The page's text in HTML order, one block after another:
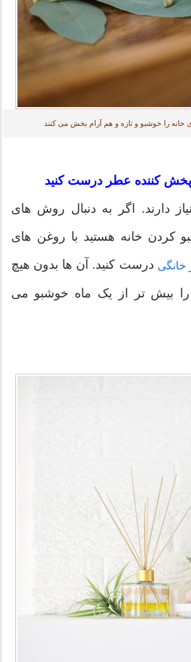
را خوشبو و تازه و هم آرام بخش می کنند
کننده عطر درست کنید
دارند. اگر به دنبال روش های
کردن خانه هستید با روغن های
خانگی درست کنید. آن ها بدون هیچ
را بیش تر از یک ماه خوشبو می